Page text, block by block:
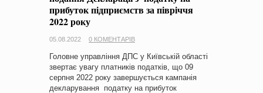
прибуток підприємств за півріччя
2022 року
05.08.2022 0 КОМЕНТАРІВ
Головне управління ДПС у Київській області
звертає увагу платників податків, що 09
серпня 2022 року завершується кампанія
декларування податку на прибуток